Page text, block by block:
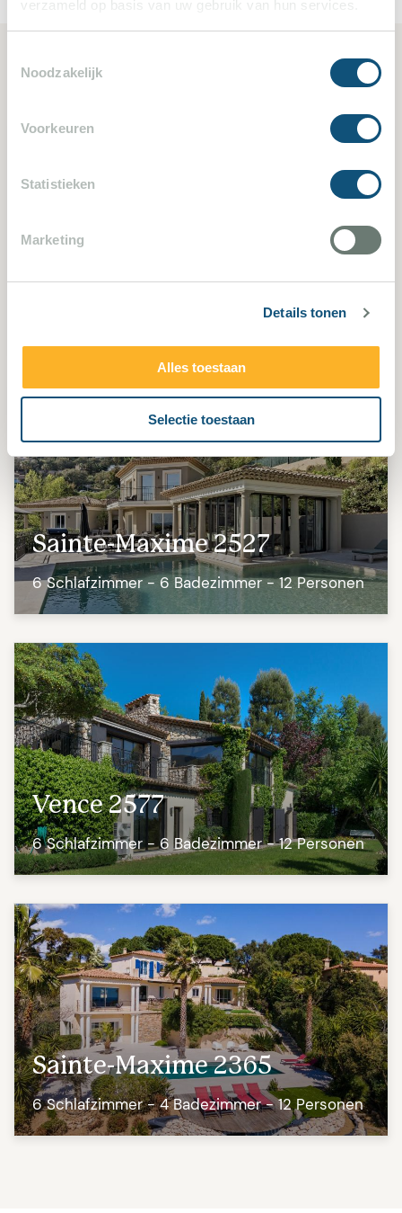
verzameld op basis van uw gebruik van hun services.
Noodzakelijk
Voorkeuren
Statistieken
Marketing
Details tonen
Alles toestaan
Selectie toestaan
Ähnliche Ferienvillen
Cannes Mandelieu 2420
6 Schlafzimmer - 6 Badezimmer - 12 Personen
Sainte-Maxime 2527
6 Schlafzimmer - 6 Badezimmer - 12 Personen
Vence 2577
6 Schlafzimmer - 6 Badezimmer - 12 Personen
Sainte-Maxime 2365
6 Schlafzimmer - 4 Badezimmer - 12 Personen